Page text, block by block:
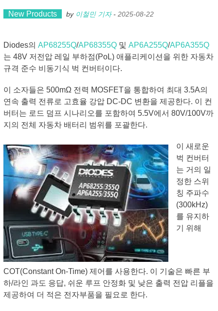
New Products by 이철민 기자- 2025-08-22
Diodes의 AP68255Q/AP68355Q및 AP6A255Q/AP6A355Q
는 48V 저전압 레일 부하점(PoL) 애플리케이션을 위한 자동차
규격 준수 비동기식 벅 컨버터이다.
이 소자들은 500mΩ 전력 MOSFET을 통합하여 최대 3.5A의
연속 출력 전류로 고효율 강압 DC-DC 변환을 제공한다. 이 컨
버터는 로드 덤프 시나리오를 포함하여 5.5V에서 80V/100V까
지의 전체 자동차 배터리 범위를 포괄한다.
이 새로운
벅 컨버터
는 거의 일
정한 스위
칭 주파수
(300kHz)
를 유지하
기 위해
COT(Constant On-Time) 제어를 사용한다. 이 기술은 빠른 부
하/라인 과도 응답, 쉬운 루프 안정화 및 낮은 출력 전압 리플을
제공하여 더 적은 전자부품을 필요로 한다.